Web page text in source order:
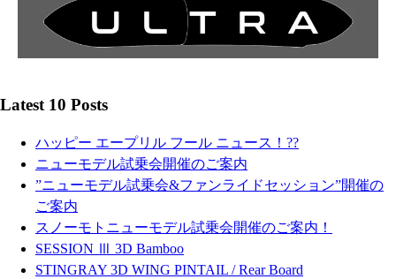
Latest 10 Posts
ハッピー エープリル フール ニュース！??
ニューモデル試乗会開催のご案内
”ニューモデル試乗会&ファンライドセッション”開催の
ご案内
スノーモトニューモデル試乗会開催のご案内！
SESSION Ⅲ 3D Bamboo
STINGRAY 3D WING PINTAIL / Rear Board